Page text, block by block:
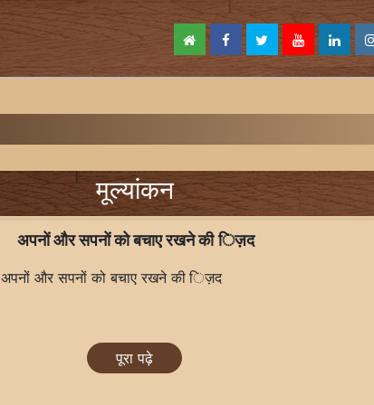
मूल्यांकन
अपनों और सपनों को बचाए रखने की िज़द
अपनों और सपनों को बचाए रखने की िज़द
पूरा पढ़े